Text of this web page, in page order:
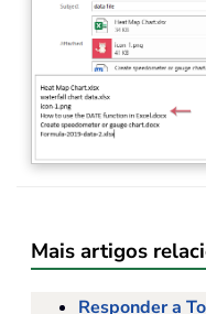
Mais artigos
Responder a